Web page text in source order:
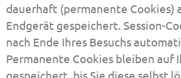
dauerhaft (permanente Cookies)
Endgerät gespeichert. Session-
nach Ende Ihres Besuchs
Permanente Cookies bleiben auf
gespeichert, bis Sie diese selbst